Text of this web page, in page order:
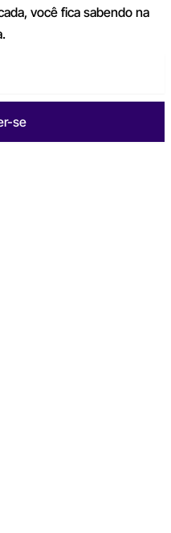
você fica sabendo na
se